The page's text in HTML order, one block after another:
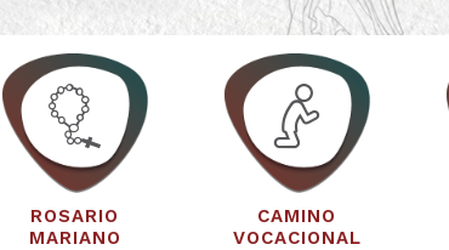
ROSARIO
MARIANO
CAMINO
VOCACIONAL